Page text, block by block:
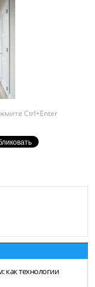
Ctrl+Enter
как технологии